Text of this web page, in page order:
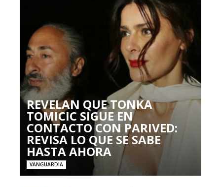
REVELAN QUE TONKA
TOMICIC SIGUE EN
CONTACTO CON PARIVED:
REVISA LO QUE SE SABE
HASTA AHORA
VANGUARDIA